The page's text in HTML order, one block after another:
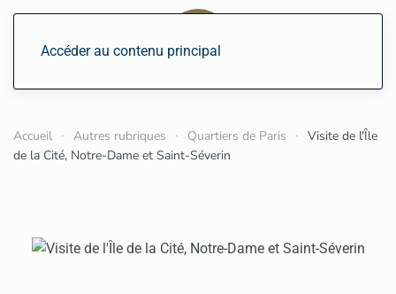
Accéder au contenu principal
Accueil Autres rubriques Quartiers de Paris
Visite de l'Île
de la Cité, Notre-Dame et Saint-Séverin